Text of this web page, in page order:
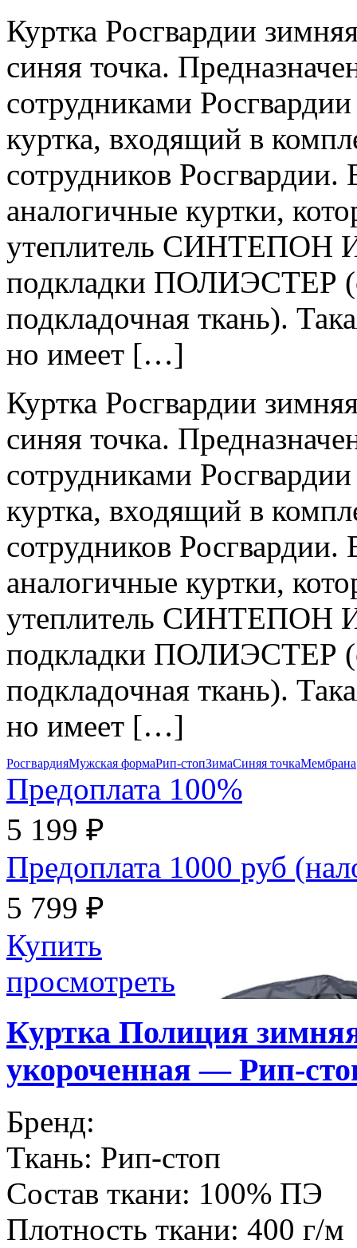
Куртка Росгвардии
синяя точка.
сотрудниками
куртка, входящий в
сотрудников
аналогичные куртки,
утеплитель СИНТЕПОН
подкладки ПОЛИЭСТЕР
подкладочная ткань).
но имеет […]
Куртка Росгвардии
синяя точка.
сотрудниками
куртка, входящий в
сотрудников
аналогичные куртки,
утеплитель СИНТЕПОН
подкладки ПОЛИЭСТЕР
подкладочная ткань).
но имеет […]
РосгвардияМужская формаРип-стопЗимаСиняя точкаМембрана
Предоплата 100%
5 199 ₽
Предоплата 1000 руб
5 799 ₽
Купить
просмотреть
Куртка Полиция
укороченная — Рип-
Бренд:
Ткань: Рип-стоп
Состав ткани: 100% ПЭ
Плотность ткани: 400 г/м